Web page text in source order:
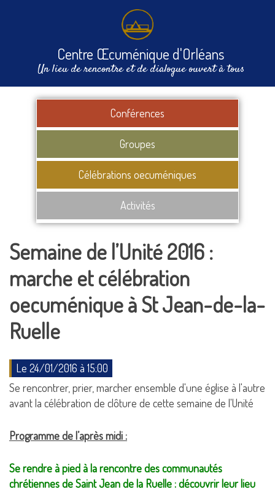
Centre Œcuménique d'Orléans
Un lieu de rencontre et de dialogue ouvert à tous
Conférences
Groupes
Célébrations oecuméniques
Activités
Semaine de l’Unité 2016 :
marche et célébration
oecuménique à St Jean-de-la-
Ruelle
Le 24/01/2016 à 15:00
Se rencontrer, prier, marcher ensemble d'une église à l'autre
avant la célébration de clôture de cette semaine de l'Unité
Programme de l’après midi :
Se rendre à pied à la rencontre des communautés
chrétiennes de Saint Jean de la Ruelle : découvrir leur lieu